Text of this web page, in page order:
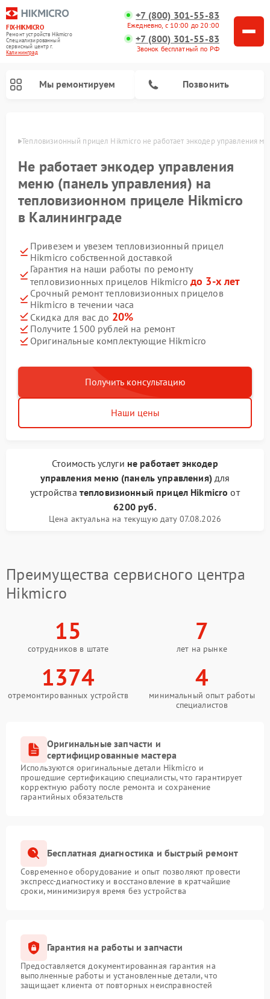
FIX-HIKMICRO
Ремонт устройств Hikmicro
Специализированный
cервисный центр г.
Калининград
+7 (800) 301-55-83
Ежедневно, с 10:00 до 20:00
+7 (800) 301-55-83
Звонок бесплатный по РФ
Мы ремонтируем Позвонить
Тепловизионный прицел Hikmicro не работает энкодер управления
Не работает энкодер управления
меню (панель управления) на
тепловизионном прицеле Hikmicro
в Калининграде
Привезем и увезем тепловизионный прицел
Hikmicro собственной доставкой
Гарантия на наши работы по ремонту
тепловизионных прицелов Hikmicro до 3-х лет
Срочный ремонт тепловизионных прицелов
Hikmicro в течении часа
Скидка для вас до 20%
Получите 1500 рублей на ремонт
Оригинальные комплектующие Hikmicro
Получить консультацию
Наши цены
Стоимость услуги не работает энкодер
управления меню (панель управления) для
устройства тепловизионный прицел Hikmicro от
6200 руб.
Цена актуальна на текущую дату 07.08.2026
Преимущества сервисного центра
Hikmicro
15
сотрудников в штате
7
лет на рынке
1374
отремонтированных устройств
4
минимальный опыт работы
специалистов
Оригинальные запчасти и
сертифицированные мастера
Используются оригинальные детали Hikmicro и
прошедшие сертификацию специалисты, что гарантирует
корректную работу после ремонта и сохранение
гарантийных обязательств
Бесплатная диагностика и быстрый ремонт
Современное оборудование и опыт позволяют провести
экспресс-диагностику и восстановление в кратчайшие
сроки, минимизируя время без устройства
Гарантия на работы и запчасти
Предоставляется документированная гарантия на
выполненные работы и установленные детали, что
защищает клиента от повторных неисправностей